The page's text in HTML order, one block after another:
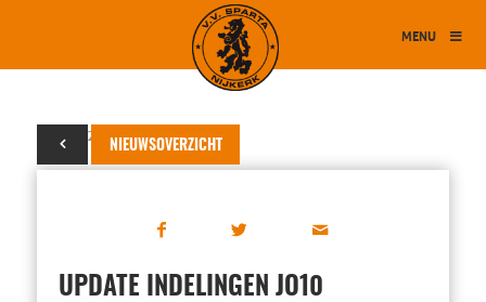
MENU
NIEUWSOVERZICHT
12 juni 2018
UPDATE INDELINGEN JO10